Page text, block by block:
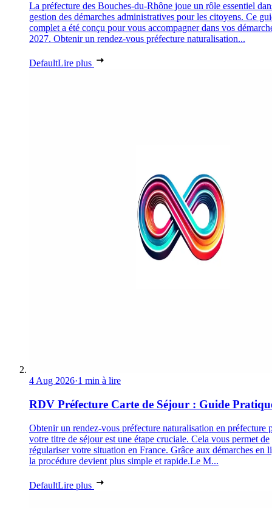
La préfecture des Bouches-du-Rhône joue un rôle essentiel
gestion des démarches administratives pour les citoyens. Ce
complet a été conçu pour vous accompagner dans vos
2027. Obtenir un rendez-vous préfecture naturalisation...
DefaultLire plus
4 Aug 2026·1 min à lire
RDV Préfecture Carte de Séjour : Guide
Obtenir un rendez-vous préfecture naturalisation en préfecture
votre titre de séjour est une étape cruciale. Cela vous permet de
régulariser votre situation en France. Grâce aux démarches en
la procédure devient plus simple et rapide.Le M...
DefaultLire plus